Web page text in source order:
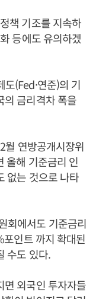
책 기조를 지속하
등에도 유의하겠
(Fed·연준)의 기
의 금리격차 폭을
월 연방공개시장위
올해 기준금리 인
없는 것으로 나타
회에서도 기준금리
인트 까지 확대된
수도 있다.
면 외국인 투자자들